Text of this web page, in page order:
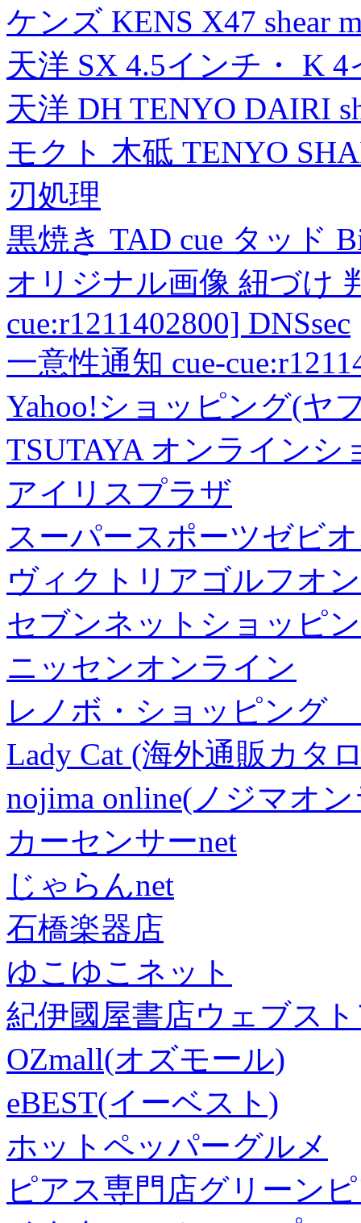
ケンズ KENS X47 shear
天洋 SX 4.5インチ・ K
天洋 DH TENYO DAIRI
モクト 木砥 TENYO
刃処理
黒焼き TAD cue タッド
オリジナル画像 紐づけ
cue:r1211402800] DNSsec
一意性通知 cue-
Yahoo!ショッピング(ヤ
TSUTAYA オンラインシ
アイリスプラザ
スーパースポーツゼビ
ヴィクトリアゴルフオ
セブンネットショッピ
ニッセンオンライン
レノボ・ショッピング
Lady Cat (海外通販カタ
nojima online(ノジマオ
カーセンサーnet
じゃらんnet
石橋楽器店
ゆこゆこネット
紀伊國屋書店ウェブス
OZmall(オズモール)
eBEST(イーベスト)
ホットペッパーグルメ
ピアス専門店グリーン